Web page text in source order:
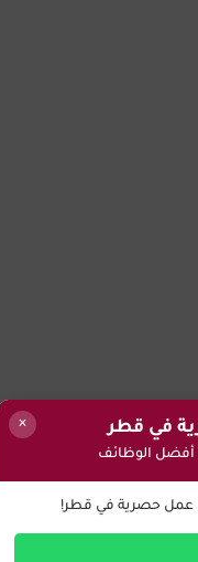
× في قطر
أفضل الوظائف
حصرية في قطر!